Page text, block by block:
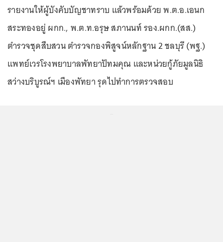
รายงานให้ผู้บังคับบัญชาทราบ แล้วพร้อมด้วย พ.ต.อ.เอนก
สระทองอยู่ ผกก., พ.ต.ท.อรุษ สภานนท์ รอง.ผกก.(สส.)
ตำรวจชุดสืบสวน ตำรวจกองพิสูจน์หลักฐาน 2 ชลบุรี (พฐ.)
แพทย์เวรโรงพยาบาลพัทยาปัทมคุณ และหน่วยกู้ภัยมูลนิธิ
สว่างบริบูรณ์ฯ เมืองพัทยา รุดไปทำการตรวจสอบ